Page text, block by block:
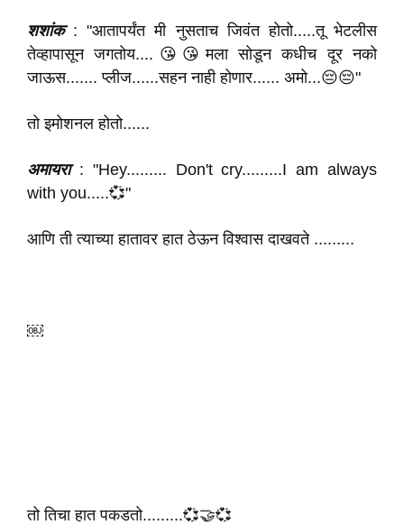
शशांक: "आतापर्यंत मी नुसताच जिवंत होतो.....तू भेटलीस
तेव्हापासून जगतोय....😘😘मला सोडून कधीच दूर नको
जाऊस....... प्लीज......सहन नाही होणार...... अमो...😔😔"
तो इमोशनल होतो......
अमायरा: "Hey......... Don't cry.........I am always
with you.....💞"
आणि ती त्याच्या हातावर हात ठेऊन विश्वास दाखवते .........
￼
तो तिचा हात पकडतो.........💞🤝💞